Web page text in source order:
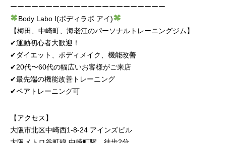
ーーーーーーーーーーーーーーーーーーーーーー
Body Labo I(ボディラボ アイ)
【梅田、中崎町、海老江のパーソナルトレーニングジム】
✔︎運動初心者大歓迎！
✔︎ダイエット、ボディメイク、機能改善
✔︎20代〜60代の幅広いお客様がご来店
✔︎最先端の機能改善トレーニング
✔︎ペアトレーニング可
【アクセス】
大阪市北区中崎西1-8-24 アインズビル